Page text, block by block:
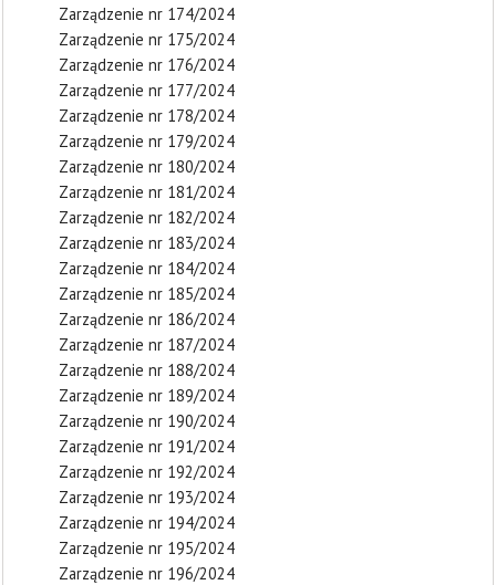
Zarządzenie nr 174/2024
Zarządzenie nr 175/2024
Zarządzenie nr 176/2024
Zarządzenie nr 177/2024
Zarządzenie nr 178/2024
Zarządzenie nr 179/2024
Zarządzenie nr 180/2024
Zarządzenie nr 181/2024
Zarządzenie nr 182/2024
Zarządzenie nr 183/2024
Zarządzenie nr 184/2024
Zarządzenie nr 185/2024
Zarządzenie nr 186/2024
Zarządzenie nr 187/2024
Zarządzenie nr 188/2024
Zarządzenie nr 189/2024
Zarządzenie nr 190/2024
Zarządzenie nr 191/2024
Zarządzenie nr 192/2024
Zarządzenie nr 193/2024
Zarządzenie nr 194/2024
Zarządzenie nr 195/2024
Zarządzenie nr 196/2024